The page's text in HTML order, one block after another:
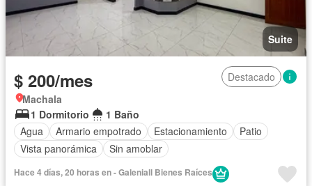
Suite
$ 200/mes
Destacado
Machala
1 Dormitorio
1 Baño
Agua
Armario empotrado Estacionamiento
Patio
Vista panorámica
Sin amoblar
Hace 4 días, 20 horas en - Galeniall Bienes Raíces